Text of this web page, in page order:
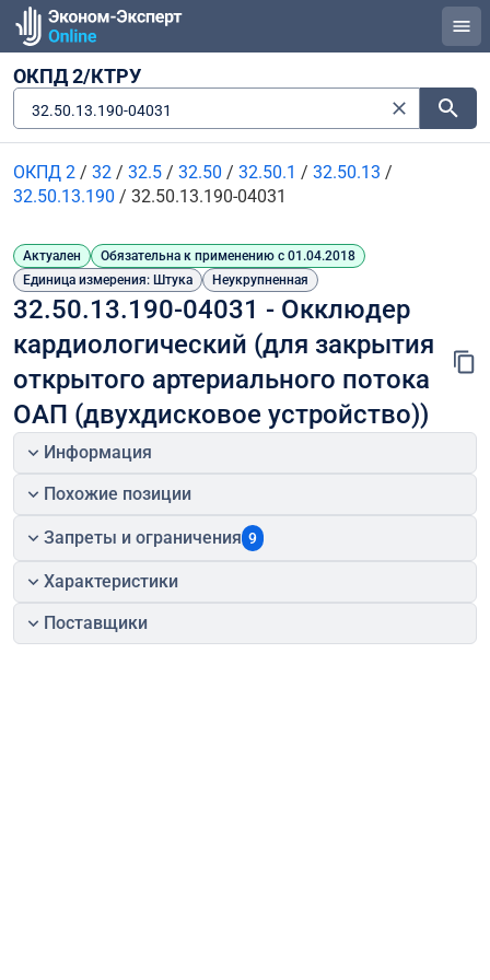
ОКПД 2/КТРУ
32.50.13.190-04031
ОКПД 2 / 32 / 32.5 / 32.50 / 32.50.1 / 32.50.13 /
32.50.13.190 / 32.50.13.190-04031
Актуален
Обязательна к применению с 01.04.2018
Единица измерения: Штука
Неукрупненная
32.50.13.190-04031 - Окклюдер
кардиологический (для закрытия
открытого артериального потока
ОАП (двухдисковое устройство))
Информация
Похожие позиции
Запреты и ограничения 9
Характеристики
Поставщики